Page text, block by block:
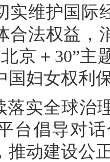
实维护国际
合法权益，
京＋30”主
国妇女权利
落实全球治
台倡导对
推动建设公